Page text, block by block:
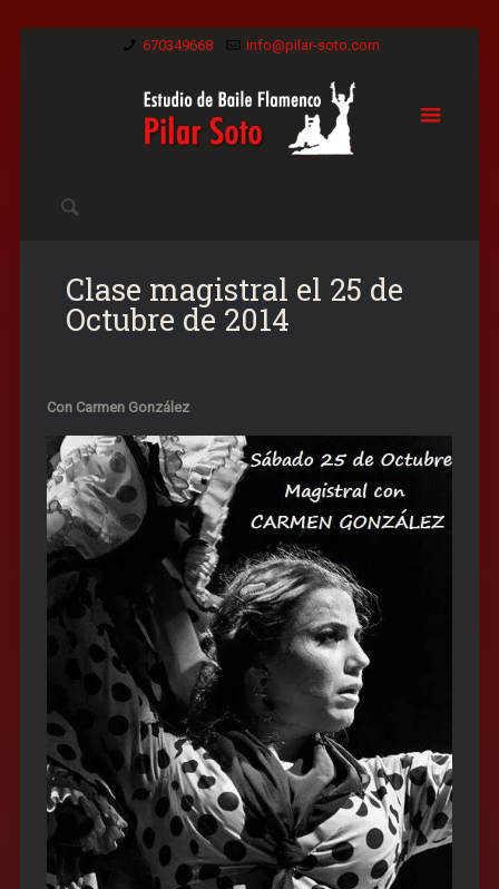
670349668 info@pilar-soto.com
Clase magistral el 25 de
Octubre de 2014
Con Carmen González